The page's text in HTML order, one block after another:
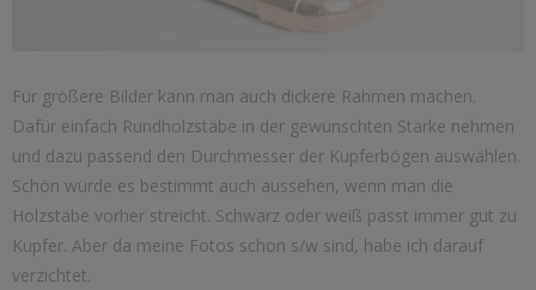
Für größere Bilder kann man auch dickere Rahmen machen.
Dafür einfach Rundholzstäbe in der gewünschten Stärke nehmen
und dazu passend den Durchmesser der Kupferbögen auswählen.
Schön würde es bestimmt auch aussehen, wenn man die
Holzstäbe vorher streicht. Schwarz oder weiß passt immer gut zu
Kupfer. Aber da meine Fotos schon s/w sind, habe ich darauf
verzichtet.